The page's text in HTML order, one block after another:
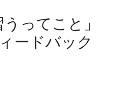
ってこと」
ードバック